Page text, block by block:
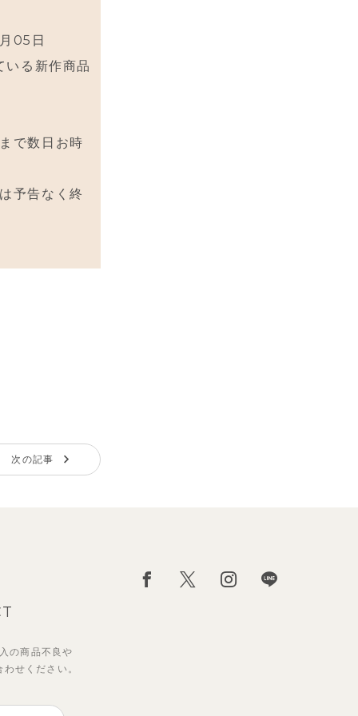
05日
る新作商品
で数日お時
予告なく終
次の記事
の商品不良や
わせください。